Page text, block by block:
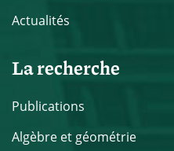
Actualités
La recherche
Publications
Algèbre et géométrie